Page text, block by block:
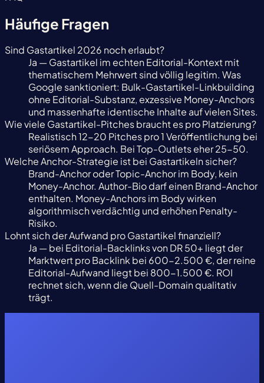
Häufige Fragen
Sind Gastartikel 2026 noch erlaubt?
Ja — Gastartikel im echten Editorial-Kontext mit
thematischem Mehrwert sind völlig legitim. Was
Google sanktioniert: Bulk-Gastartikel-Linkbuilding
ohne Editorial-Substanz, exzessive Money-Anchors
und massenhafte identische Inhalte auf vielen Sites.
Wie viele Gastartikel-Pitches braucht es pro Platzierung?
Realistisch 12-20 Pitches pro 1 Veröffentlichung bei
seriösem Approach. Bei Top-Outlets eher 25-50.
Welche Anchor-Strategie ist bei Gastartikeln sicher?
Brand-Anchor oder Topic-Anchor im Body, kein
Money-Anchor. Author-Bio darf einen Brand-Anchor
enthalten. Money-Anchors im Body wirken
algorithmisch verdächtig und erhöhen Penalty-
Risiko.
Lohnt sich der Aufwand pro Gastartikel finanziell?
Ja — bei Editorial-Backlinks von DR 50+ liegt der
Marktwert pro Backlink bei 600-2.500 €, der reine
Editorial-Aufwand liegt bei 800-1.500 €. ROI
rechnet sich, wenn die Quell-Domain qualitativ
trägt.